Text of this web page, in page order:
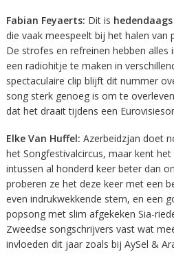
Fabian Feyaerts: Dit is
die vaak meespeelt bij het halen van
De strofes en refreinen hebben
een radiohitje te maken in
spectaculaire clip blijft dit nummer
song sterk genoeg is om te
dat het draait tijdens een
Elke Van Huffel: Azerbeidzjan doet
het Songfestivalcircus, maar kent
intussen al honderd keer beter dan
proberen ze het deze keer met een
even indrukwekkende stem, en een
popsong met slim afgekeken Sia-
Zweedse songschrijvers vast wat
invloeden dit jaar zoals bij AySel &